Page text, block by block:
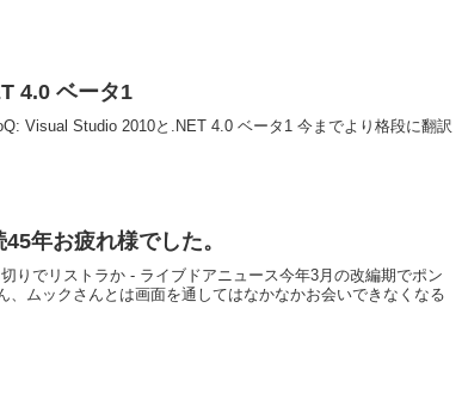
4.0 ベータ1
Visual Studio 2010と.NET 4.0 ベータ1 今までより格段に翻訳
年お疲れ様でした。
りでリストラか - ライブドアニュース今年3月の改編期でポン
、ムックさんとは画面を通してはなかなかお会いできなくなる